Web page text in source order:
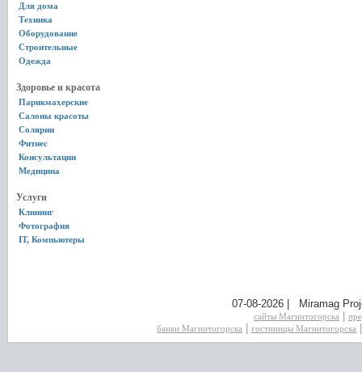
Для дома
Техника
Оборудование
Строительные
Одежда
Здоровье и красота
Парикмахерские
Салоны красоты
Солярии
Фитнес
Консультации
Медицина
Услуги
Клининг
Фотография
IT, Компьютеры
07-08-2026 | Miramag
сайты Магнитогорска
банки Магнитогорска
гостиницы Магнитогорска